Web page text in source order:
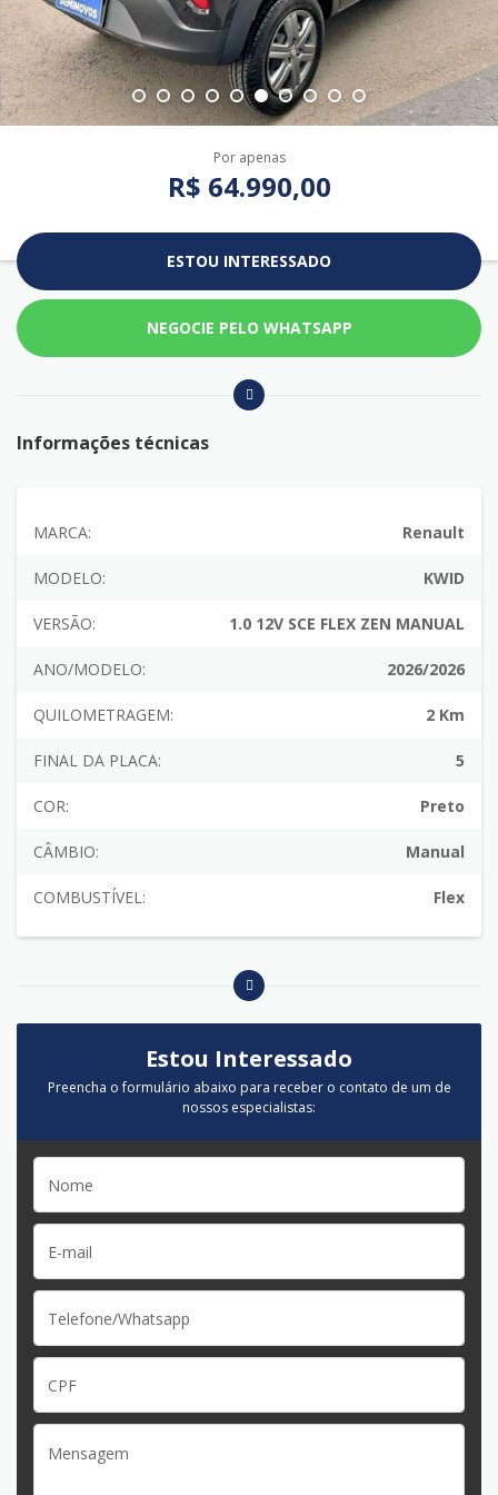
Por apenas
R$ 64.990,00
ESTOU INTERESSADO
NEGOCIE PELO WHATSAPP
Informações técnicas
MARCA: Renault
MODELO: KWID
VERSÃO: 1.0 12V SCE FLEX ZEN MANUAL
ANO/MODELO: 2026/2026
QUILOMETRAGEM: 2 Km
FINAL DA PLACA: 5
COR: Preto
CÂMBIO: Manual
COMBUSTÍVEL: Flex
Estou Interessado
Preencha o formulário abaixo para receber o contato de um de
nossos especialistas: